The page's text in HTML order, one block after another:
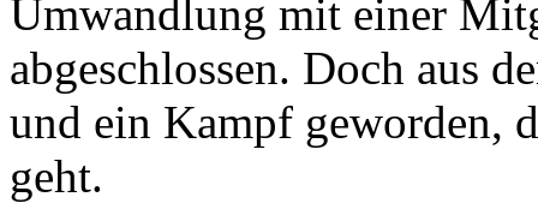
Umwandlung mit einer
abgeschlossen. Doch aus
und ein Kampf geworden,
geht.